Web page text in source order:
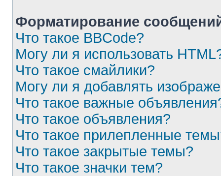
Форматирование
Что такое BBCode?
Могу ли я использовать
Что такое смайлики?
Могу ли я добавлять
Что такое важные
Что такое объявления?
Что такое прилепленные
Что такое закрытые темы?
Что такое значки тем?